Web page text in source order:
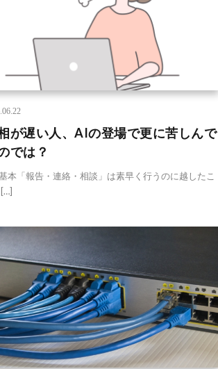
が遅い人、AIの登場で更に苦しんで
では？
本「報告・連絡・相談」は素早く行うのに越したこ